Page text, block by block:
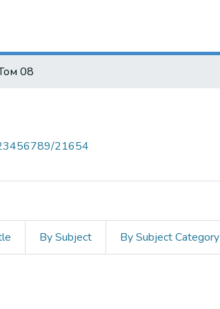
08
21654
By Subject By Subject Category